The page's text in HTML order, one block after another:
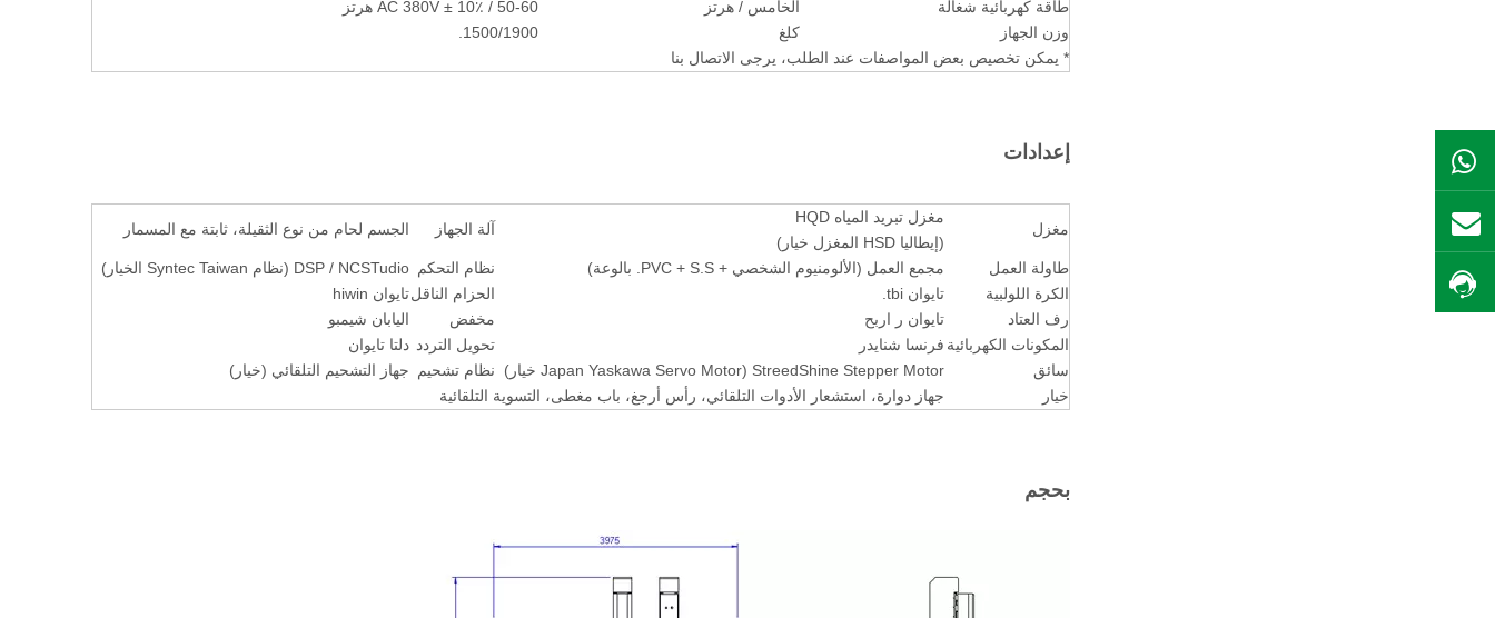
طاقة كهربائية شغالة
الخامس / هرتز
AC 380V ± 10٪ / 50-60 هرتز
وزن الجهاز
كلغ
1500/1900.
* يمكن تخصيص بعض المواصفات عند الطلب، يرجى الاتصال بنا
إعدادات
مغزل
مغزل تبريد المياه HQD
(إيطاليا HSD المغزل خيار)
آلة الجهاز الجسم لحام من نوع الثقيلة، ثابتة مع المسمار
طاولة العمل مجمع العمل (الألومنيوم الشخصي + PVC + S.S. بالوعة) نظام التحكم DSP / NCSTudio (نظام Syntec Taiwan الخيار)
الكرة اللولبية
تايوان tbi. الحزام الناقلتايوان hiwin
رف العتاد
تايوان ر اربح مخفض
اليابان شيمبو
المكونات الكهربائية فرنسا شنايدر تحويل التردد دلتا تايوان
سائق
StreedShine Stepper Motor (Japan Yaskawa Servo Motor خيار) نظام تشحيم
جهاز التشحيم التلقائي (خيار)
خيار
جهاز دوارة، استشعار الأدوات التلقائي، رأس أرجغ، باب مغطى، التسوية التلقائية
بحجم